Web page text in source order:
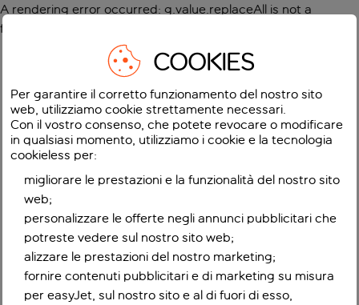
A rendering error occurred: g.value.replaceAll is not a
function
COOKIES
Per garantire il corretto funzionamento del nostro sito
web, utilizziamo cookie strettamente necessari.
Con il vostro consenso, che potete revocare o modificare
in qualsiasi momento, utilizziamo i cookie e la tecnologia
cookieless per:
migliorare le prestazioni e la funzionalità del nostro sito
web;
personalizzare le offerte negli annunci pubblicitari che
potreste vedere sul nostro sito web;
alizzare le prestazioni del nostro marketing;
fornire contenuti pubblicitari e di marketing su misura
per easyJet, sul nostro sito e al di fuori di esso,